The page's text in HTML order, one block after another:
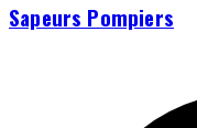
Sapeurs Pompiers